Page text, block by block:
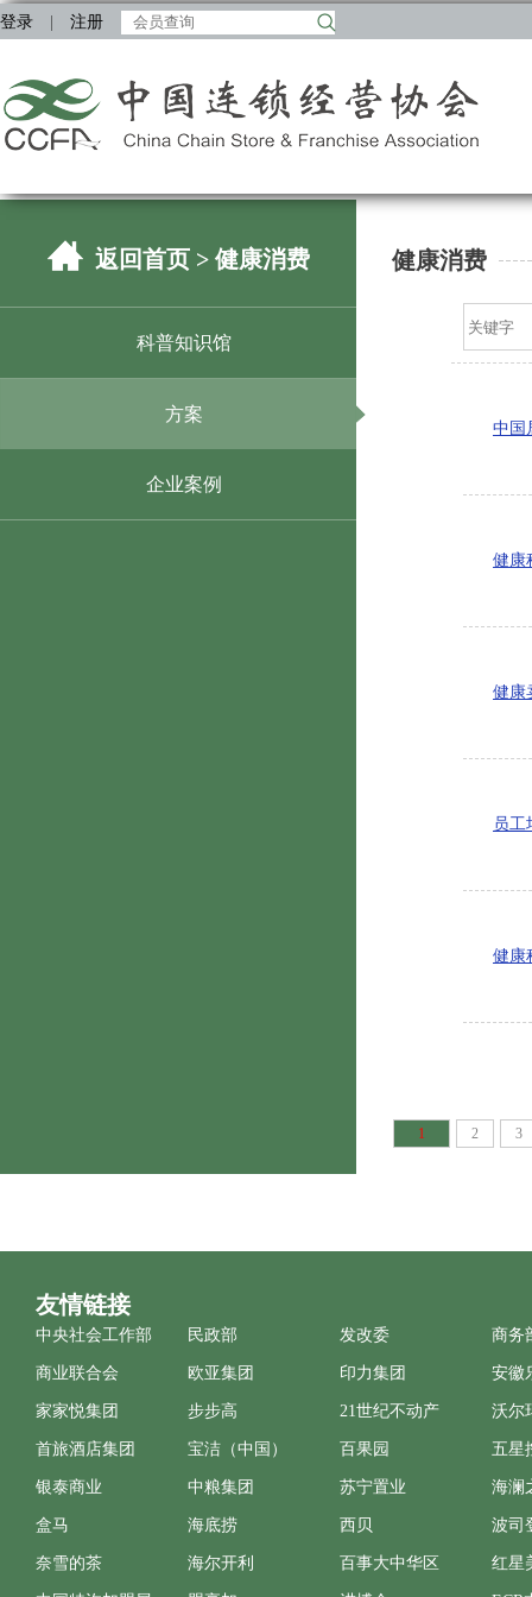
登录 注册
返回首页> 健康消费
科普知识馆
方案
企业案例
健康消费
中国
健康
健康
员工
健康
1 2 3
友情链接
中央社会工作部 民政部 发改委 商务
商业联合会 欧亚集团 印力集团 安徽
家家悦集团 步步高 21世纪不动产 沃尔
首旅酒店集团 宝洁（中国） 百果园 五星
银泰商业 中粮集团 苏宁置业 海澜
盒马 海底捞 西贝 波司
奈雪的茶 海尔开利 百事大中华区 红星